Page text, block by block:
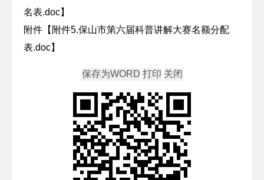
名表.doc】
附件【 附件5.保山市第六届科普讲解大赛名额分配
表.doc】